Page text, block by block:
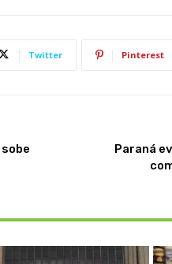
Twitter Pinterest
Paraná